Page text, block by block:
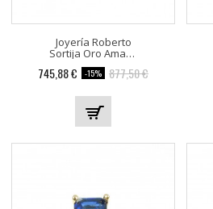
Joyería Roberto
Sortija Oro Amarillo Con 2...
745,88 € -15% 877,50 €